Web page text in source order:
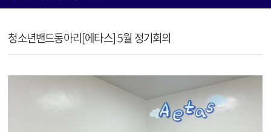
청소년밴드동아리[에타스] 5월 정기회의